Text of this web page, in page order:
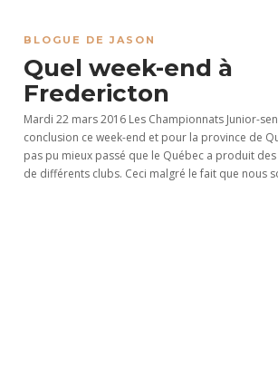
BLOGUE DE JASON
Quel week-end à
Fredericton
Mardi 22 mars 2016 Les Championnats Junior-
conclusion ce week-end et pour la province de
pas pu mieux passé que le Québec a produit
de différents clubs. Ceci malgré le fait que nous